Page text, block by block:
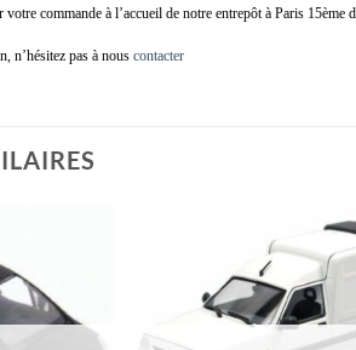
commande à l’accueil de notre entrepôt à Paris 15ème
n’hésitez pas à nous contacter